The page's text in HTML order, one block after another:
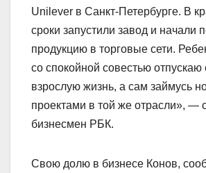
Unilever в Санкт-Петербурге. В
сроки запустили завод и начали
продукцию в торговые сети.
со спокойной совестью отпускаю
взрослую жизнь, а сам займусь
проектами в той же отрасли», —
бизнесмен РБК.
Свою долю в бизнесе Конов,